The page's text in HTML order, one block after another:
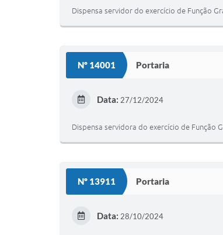
Dispensa servidor do exercício de Função
Nº 14001 Portaria
Data: 27/12/2024
Dispensa servidora do exercício de Função
Nº 13911 Portaria
Data: 28/10/2024